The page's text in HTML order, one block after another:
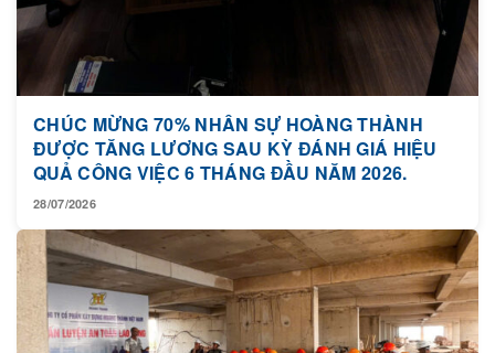
CHÚC MỪNG 70% NHÂN SỰ HOÀNG THÀNH
ĐƯỢC TĂNG LƯƠNG SAU KỲ ĐÁNH GIÁ HIỆU
QUẢ CÔNG VIỆC 6 THÁNG ĐẦU NĂM 2026.
28/07/2026